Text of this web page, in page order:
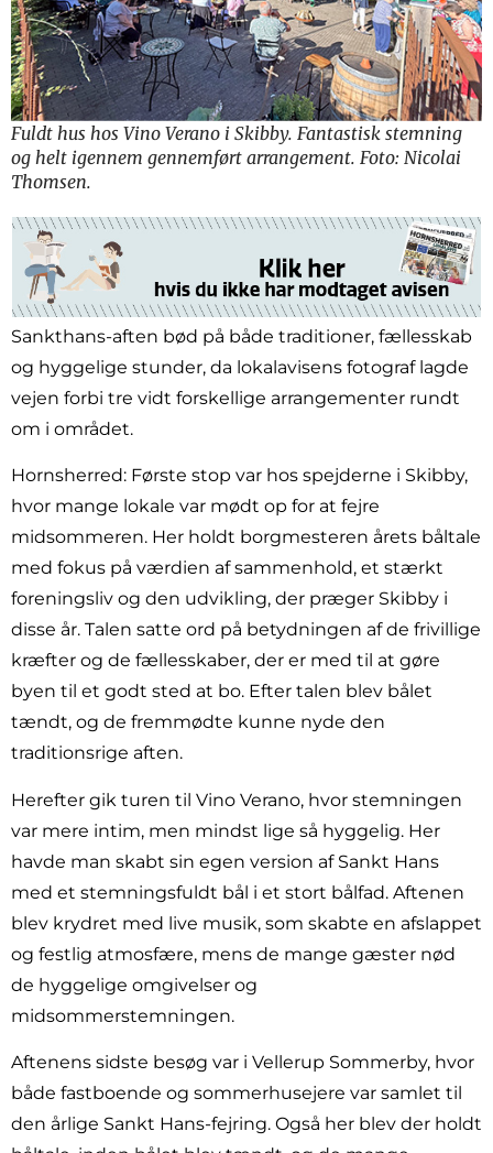
Fuldt hus hos Vino Verano i Skibby. Fantastisk stemning
og helt igennem gennemført arrangement. Foto: Nicolai
Thomsen.
Sankthans-aften bød på både traditioner, fællesskab
og hyggelige stunder, da lokalavisens fotograf lagde
vejen forbi tre vidt forskellige arrangementer rundt
om i området.
Hornsherred: Første stop var hos spejderne i Skibby,
hvor mange lokale var mødt op for at fejre
midsommeren. Her holdt borgmesteren årets båltale
med fokus på værdien af sammenhold, et stærkt
foreningsliv og den udvikling, der præger Skibby i
disse år. Talen satte ord på betydningen af de frivillige
kræfter og de fællesskaber, der er med til at gøre
byen til et godt sted at bo. Efter talen blev bålet
tændt, og de fremmødte kunne nyde den
traditionsrige aften.
Herefter gik turen til Vino Verano, hvor stemningen
var mere intim, men mindst lige så hyggelig. Her
havde man skabt sin egen version af Sankt Hans
med et stemningsfuldt bål i et stort bålfad. Aftenen
blev krydret med live musik, som skabte en afslappet
og festlig atmosfære, mens de mange gæster nød
de hyggelige omgivelser og
midsommerstemningen.
Aftenens sidste besøg var i Vellerup Sommerby, hvor
både fastboende og sommerhusejere var samlet til
den årlige Sankt Hans-fejring. Også her blev der holdt